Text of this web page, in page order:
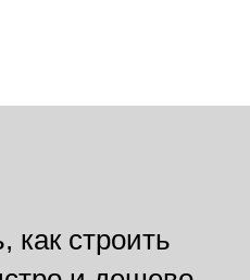
как строить